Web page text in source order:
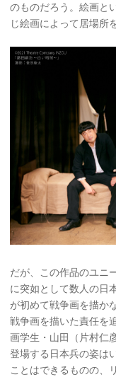
のものだろう。絵画と
じ絵画によって居場所
だが、この作品のユニ
に突如として数人の日
が初めて戦争画を描か
戦争画を描いた責任を
画学生・山田（片村仁
登場する日本兵の姿は
ことはできるものの、